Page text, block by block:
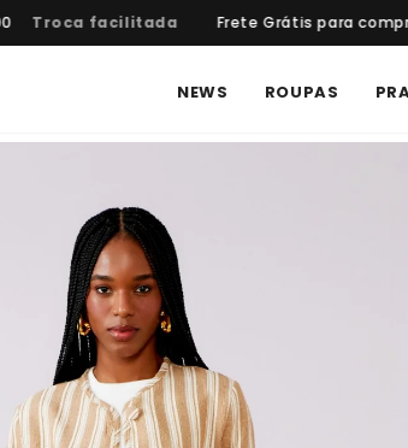
Troca facilitada Frete Grátis para
NEWS ROUPAS